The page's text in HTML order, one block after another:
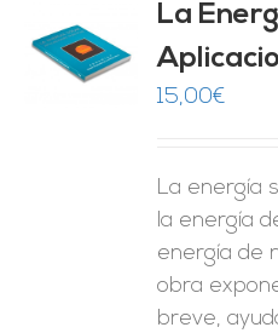
La
15,00€
La energía
la energía
energía de
obra
breve,